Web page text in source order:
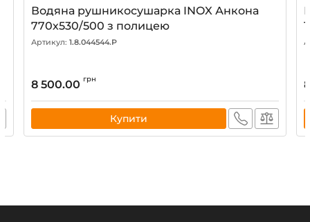
Водяна рушникосушарка INOX Анкона
770х530/500 з полицею
Артикул: 1.8.044544.P
8 500.00 грн
Купити